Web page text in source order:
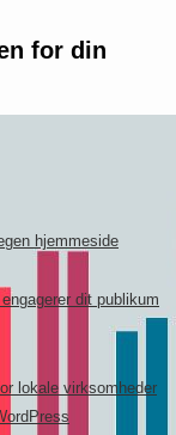
hjemmeside
dit publikum
lokale virksomheder
for din